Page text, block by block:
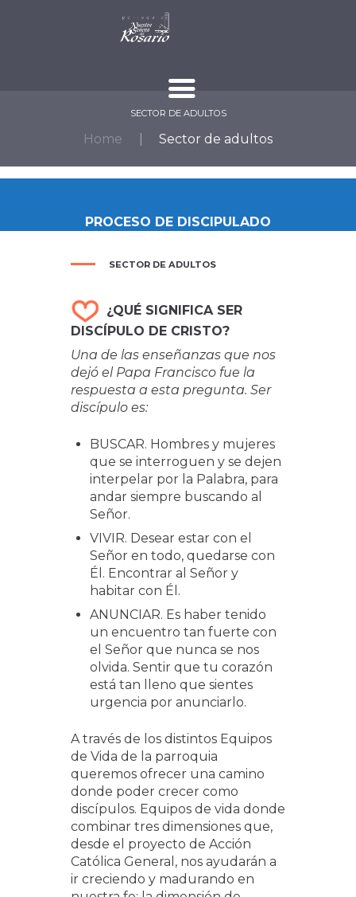
SECTOR DE ADULTOS
Home Sector de adultos
PROCESO DE DISCIPULADO
SECTOR DE ADULTOS
¿QUÉ SIGNIFICA SER
DISCÍPULO DE CRISTO?
Una de las enseñanzas que nos
dejó el Papa Francisco fue la
respuesta a esta pregunta. Ser
discípulo es:
BUSCAR. Hombres y mujeres
que se interroguen y se dejen
interpelar por la Palabra, para
andar siempre buscando al
Señor.
VIVIR. Desear estar con el
Señor en todo, quedarse con
Él. Encontrar al Señor y
habitar con Él.
ANUNCIAR. Es haber tenido
un encuentro tan fuerte con
el Señor que nunca se nos
olvida. Sentir que tu corazón
está tan lleno que sientes
urgencia por anunciarlo.
A través de los distintos Equipos
de Vida de la parroquia
queremos ofrecer una camino
donde poder crecer como
discípulos. Equipos de vida donde
combinar tres dimensiones que,
desde el proyecto de Acción
Católica General, nos ayudarán a
ir creciendo y madurando en